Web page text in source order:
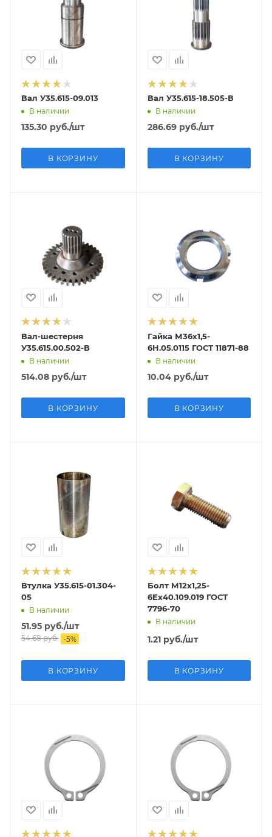
Вал У35.615-09.013
В наличии
135.30 руб./шт
В КОРЗИНУ
Вал У35.615-18.505-В
В наличии
286.69руб./шт
В КОРЗИНУ
Вал-шестерня
У35.615.00.502-В
В наличии
514.08 руб./шт
В КОРЗИНУ
Гайка М36x1,5-
6H.05.0115 ГОСТ 11871-88
В наличии
10.04руб./шт
В КОРЗИНУ
Втулка У35.615-01.304-
05
В наличии
51.95 руб./шт
54.68руб. -5%
В КОРЗИНУ
Болт М12х1,25-
6Ex40.109.019 ГОСТ
7796-70
В наличии
1.21руб./шт
В КОРЗИНУ